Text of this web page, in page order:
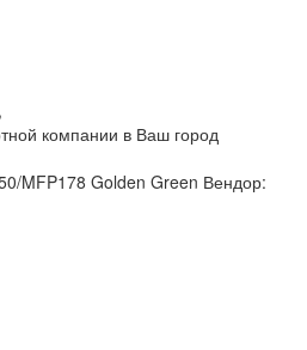
компании в Ваш город
MFP178 Golden Green Вендор: